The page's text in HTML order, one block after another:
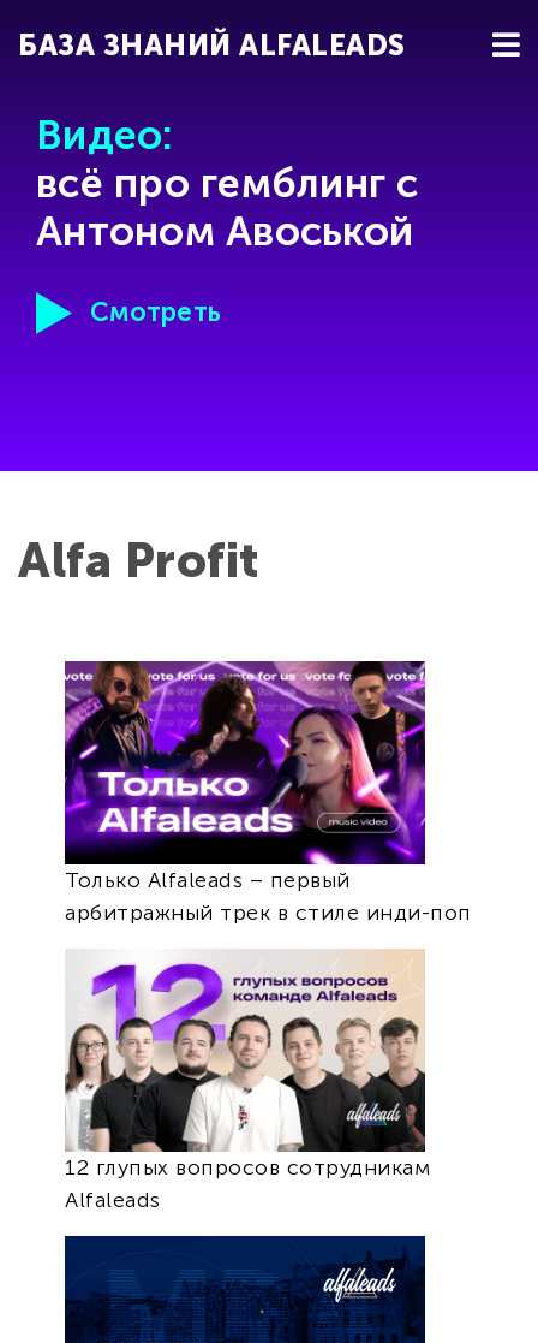
БАЗА ЗНАНИЙ ALFALEADS
Видео:
всё про гемблинг с
Антоном Авоськой
Смотреть
Alfa Profit
Только Alfaleads – первый
арбитражный трек в стиле инди-поп
12 глупых вопросов сотрудникам
Alfaleads